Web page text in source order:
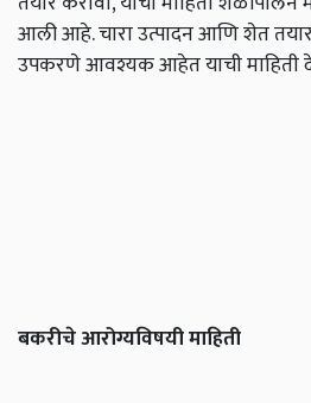
आली आहे. चारा उत्पादन आणि शेत
उपकरणे आवश्यक आहेत याची
बकरीचेआरोग्यविषयीमाहिती